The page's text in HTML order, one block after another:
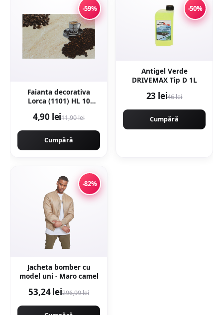
-59%
Faianta decorativa
Lorca (1101) HL 10
4,90 lei11,90 lei
Cumpără
-50%
Antigel Verde
DRIVEMAX Tip D 1L
23 lei46 lei
Cumpără
-82%
Jacheta bomber cu
model uni - Maro camel
53,24 lei296,99 lei